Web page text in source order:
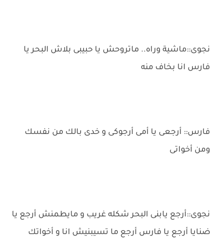
نجوى::ماشية وراه.. ماتروحش يا حبيبى بلاش البحر يا
فارس انا بخاف منه
فارس:: أرجعى يا أمى أرجوكى و خدى بالك من نفسك
ومن أخواتى
نجوى::أرجع يابنى البحر شكله غريب و مايطمنش أرجع يا
ضنايا أرجع يا فارس أرجع ما تسيبنيش انا و أخواتك